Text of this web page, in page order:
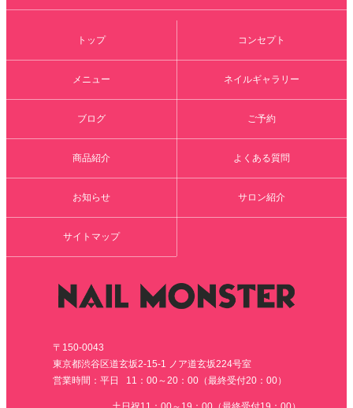
トップ コンセプト
メニュー ネイルギャラリー
ブログ ご予約
商品紹介 よくある質問
お知らせ サロン紹介
サイトマップ
〒150-0043
東京都渋谷区道玄坂2-15-1 ノア道玄坂224号室
営業時間：平日 11：00～20：00（最終受付20：00）